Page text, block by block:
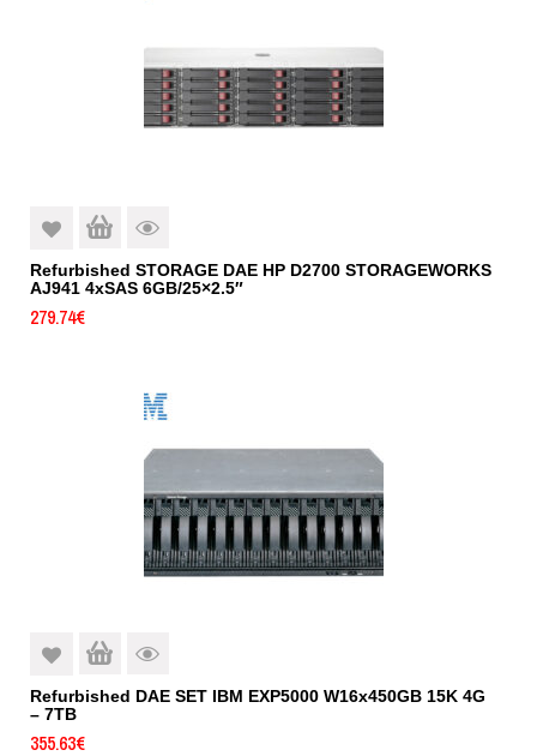
Refurbished STORAGE DAE HP D2700 STORAGEWORKS
AJ941 4xSAS 6GB/25×2.5″
279.74€
Refurbished DAE SET IBM EXP5000 W16x450GB 15K 4G
– 7TB
355.63€